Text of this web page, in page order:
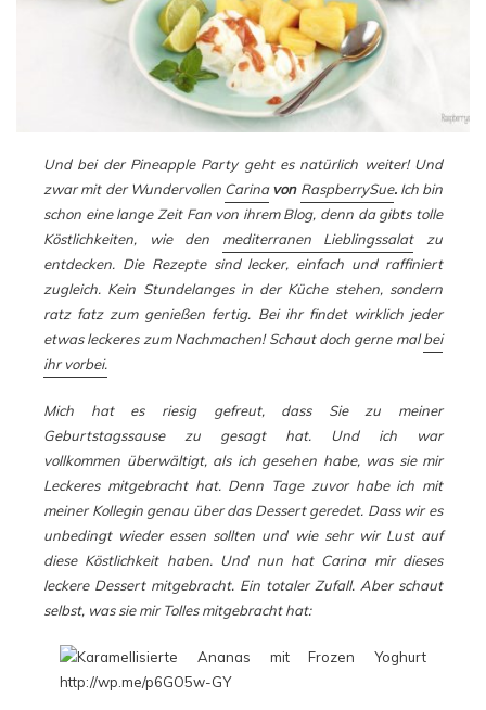
Und bei der Pineapple Party geht es natürlich weiter! Und
zwar mit der Wundervollen Carinavon RaspberrySue.Ich bin
schon eine lange Zeit Fan von ihrem Blog, denn da gibts tolle
Köstlichkeiten, wie den mediterranen Lieblingssalatzu
entdecken. Die Rezepte sind lecker, einfach und raffiniert
zugleich. Kein Stundelanges in der Küche stehen, sondern
ratz fatz zum genießen fertig. Bei ihr findet wirklich jeder
etwas leckeres zum Nachmachen! Schaut doch gerne malbei
ihr vorbei.
Mich hat es riesig gefreut, dass Sie zu meiner
Geburtstagssause zu gesagt hat. Und ich war
vollkommen überwältigt, als ich gesehen habe, was sie mir
Leckeres mitgebracht hat. Denn Tage zuvor habe ich mit
meiner Kollegin genau über das Dessert geredet. Dass wir es
unbedingt wieder essen sollten und wie sehr wir Lust auf
diese Köstlichkeit haben. Und nun hat Carina mir dieses
leckere Dessert mitgebracht. Ein totaler Zufall. Aber schaut
selbst, was sie mir Tolles mitgebracht hat: